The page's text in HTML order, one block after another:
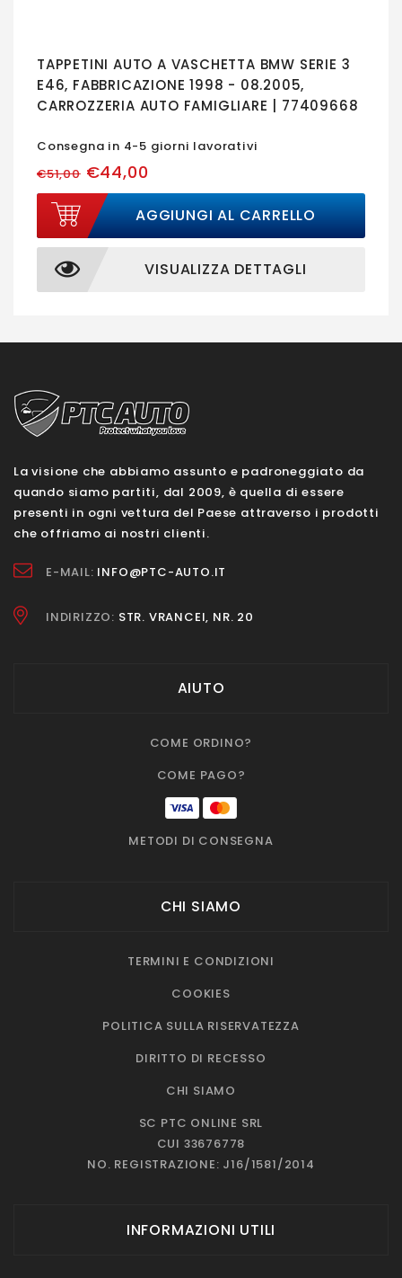
TAPPETINI AUTO A VASCHETTA BMW SERIE 3
E46, FABBRICAZIONE 1998 - 08.2005,
CARROZZERIA AUTO FAMIGLIARE | 77409668
Consegna in 4-5 giorni lavorativi
€51,00€44,00
AGGIUNGI AL CARRELLO
VISUALIZZA DETTAGLI
La visione che abbiamo assunto e padroneggiato da
quando siamo partiti, dal 2009, è quella di essere
presenti in ogni vettura del Paese attraverso i prodotti
che offriamo ai nostri clienti.
E-MAIL: INFO@PTC-AUTO.IT
INDIRIZZO: STR. VRANCEI, NR. 20
AIUTO
COME ORDINO?
COME PAGO?
METODI DI CONSEGNA
CHI SIAMO
TERMINI E CONDIZIONI
COOKIES
POLITICA SULLA RISERVATEZZA
DIRITTO DI RECESSO
CHI SIAMO
SC PTC ONLINE SRL
CUI 33676778
NO. REGISTRAZIONE: J16/1581/2014
INFORMAZIONI UTILI